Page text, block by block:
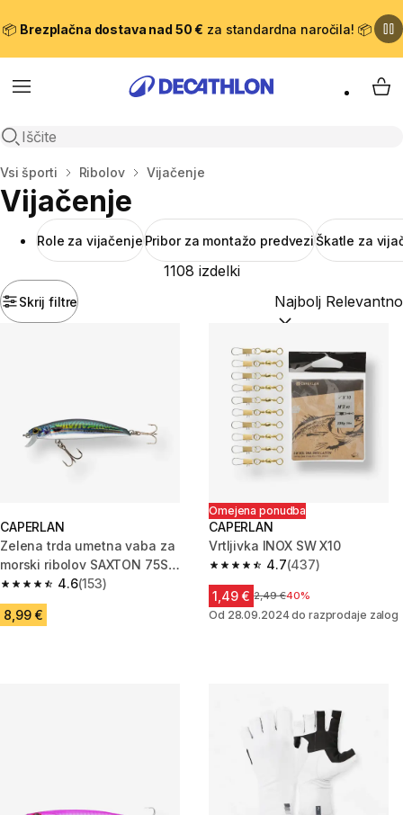
📦 Brezplačna dostava nad 50 € za standardna naročila! 📦
Meni
Odpri iskanje
Domov
Vsi športi Ribolov Vijačenje
Vijačenje
Role za vijačenje Pribor za montažo predveziŠkatle za
Skrij filtre
1108 izdelki
Razvrsti po:
CAPERLAN
Zelena trda umetna vaba za
morski ribolov SAXTON 75S
MAQUEREAU
4.6
4.6 od 5 zvezdic from 153 ocene
(153)
8,99 €
Omejena ponudba
CAPERLAN
Vrtljivka INOX SW X10
4.7
4.7 od 5 zvezdic from 437
(437)
1,49 € Cena pred znižanjem
2,49 €40%
Od 28.09.2024 do razprodaje zalog